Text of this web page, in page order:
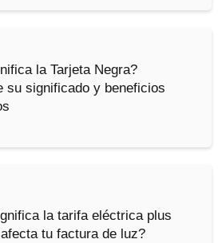
la Tarjeta Negra?
su significado y beneficios
la tarifa eléctrica plus
tu factura de luz?